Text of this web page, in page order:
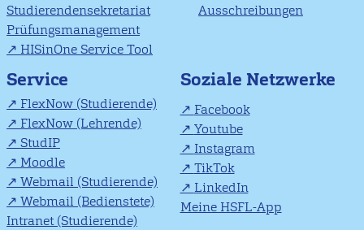
Studierendensekretariat
Prüfungsmanagement
HISinOne Service Tool
Ausschreibungen
Service
FlexNow (Studierende)
FlexNow (Lehrende)
StudIP
Moodle
Webmail (Studierende)
Webmail (Bedienstete)
Intranet (Studierende)
Soziale Netzwerke
Facebook
Youtube
Instagram
TikTok
LinkedIn
Meine HSFL-App